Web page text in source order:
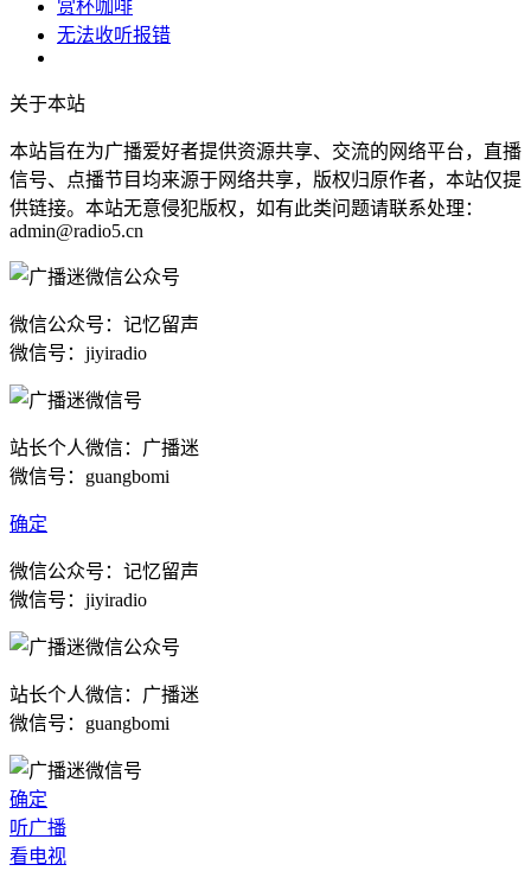
赏杯咖啡
无法收听报错
关于本站
本站旨在为广播爱好者提供资源共享、交流的网络平台，直播
信号、点播节目均来源于网络共享，版权归原作者，本站仅提
供链接。本站无意侵犯版权，如有此类问题请联系处理：
admin@radio5.cn
微信公众号：记忆留声
微信号：jiyiradio
站长个人微信：广播迷
微信号：guangbomi
确定
微信公众号：记忆留声
微信号：jiyiradio
站长个人微信：广播迷
微信号：guangbomi
确定
听广播
看电视